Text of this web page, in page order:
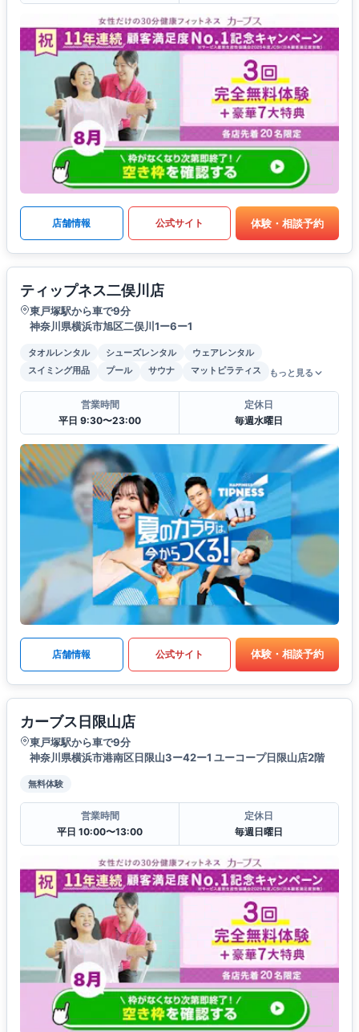
店舗情報 公式サイト 体験・相談予約
ティップネス二俣川店
東戸塚駅から車で9分
神奈川県横浜市旭区二俣川1ー6ー1
タオルレンタル シューズレンタル
ウェアレンタル
スイミング用品
プール サウナ マットピラティス もっと見る
営業時間
平日 9:30〜23:00
定休日
毎週水曜日
店舗情報 公式サイト 体験・相談予約
カーブス日限山店
東戸塚駅から車で9分
神奈川県横浜市港南区日限山3ー42ー1 ユーコープ日限山店2階
無料体験
営業時間
平日 10:00〜13:00
定休日
毎週日曜日